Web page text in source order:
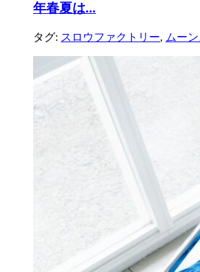
年春夏は...
タグ: スロウファクトリー, ムー